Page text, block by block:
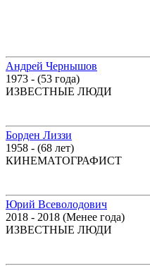
Андрей Чернышов
1973 - (53 года)
ИЗВЕСТНЫЕ ЛЮДИ
Борден Лиззи
1958 - (68 лет)
КИНЕМАТОГРАФИСТ
Юрий Всеволодович
2018 - 2018 (Менее года)
ИЗВЕСТНЫЕ ЛЮДИ